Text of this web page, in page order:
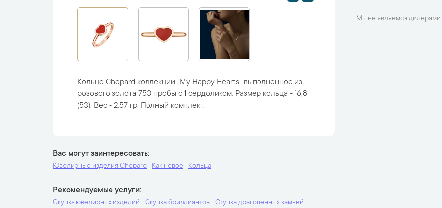
Кольцо Chopard коллекции "My Happy Hearts" выполненное из
розового золота 750 пробы с 1 сердоликом. Размер кольца - 16,8
(53). Вес - 2,57 гр. Полный комплект.
Вас могут заинтересовать
Ювелирные изделия Chopard Как новое Кольца
Рекомендуемые услуги
Скупка ювелирных изделий Скупка бриллиантов
Скупка драгоценных камней
Мы не являемся дилерами